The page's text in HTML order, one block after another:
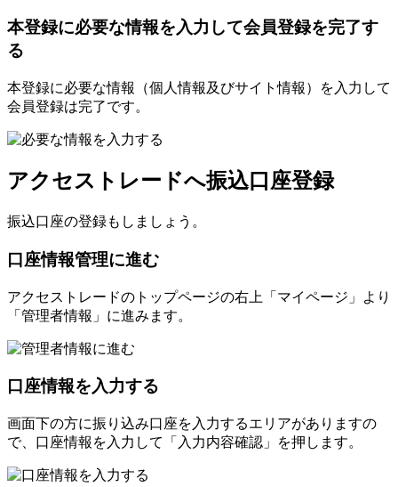
本登録に必要な情報を入力して会員登録を完了す
る
本登録に必要な情報（個人情報及びサイト情報）を入力して
会員登録は完了です。
アクセストレードへ振込口座登録
振込口座の登録もしましょう。
口座情報管理に進む
アクセストレードのトップページの右上「マイページ」より
「管理者情報」に進みます。
口座情報を入力する
画面下の方に振り込み口座を入力するエリアがありますの
で、口座情報を入力して「入力内容確認」を押します。